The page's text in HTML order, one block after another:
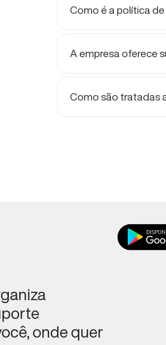
Como é a política
A empresa oferece
Como são tratadas
onde quer